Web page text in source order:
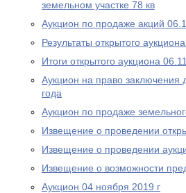
земельном участке 78 кв
Аукцион по продаже акций
Результаты открытого
Итоги открытого аукциона
Аукцион на право заключения
года
Аукцион по продаже
Извещение о проведении
Извещение о проведении
Извещение о возможности
Аукцион 04 ноября 2019 г